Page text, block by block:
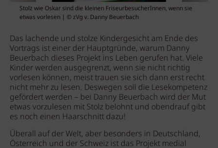
Stolz wie Oskar sind die kleinen FriseurbesucherInnen, wenn sie
etwas vorlesen | © zVg v. Danny Beuerbach
Das lachende und stolze Kindergesicht am Ende des
Vortrags ist einer der Hauptgründe, warum Danny
Beuerbach dieses Projekt ins Leben gerufen hat. Viele
Kinder werden ausgegrenzt, wenn sie nicht richtig
vorlesen können, meist trauen sie sich dann erst recht
nicht mehr zu lesen. Deswegen soll die Lesekompetenz
gefördert werden – bei Danny Beuerbach wird der Mut
etwas vorzulesen mit Stolz belohnt und obendrauf gibt
es noch einen Haarschnitt dazu!
Überall auf der Welt, aber besonders in Deutschland,
Österreich und der Schweiz ist das Projekt medial